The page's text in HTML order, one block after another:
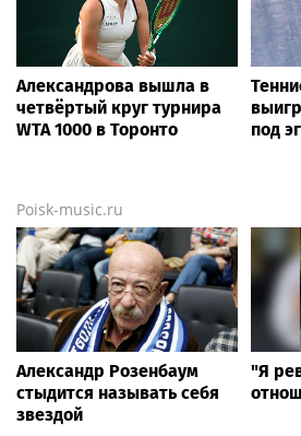
Александрова вышла в
четвёртый круг турнира
WTA 1000 в Торонто
под
Poisk-music.ru
Александр Розенбаум
стыдится называть себя
звездой
"Я